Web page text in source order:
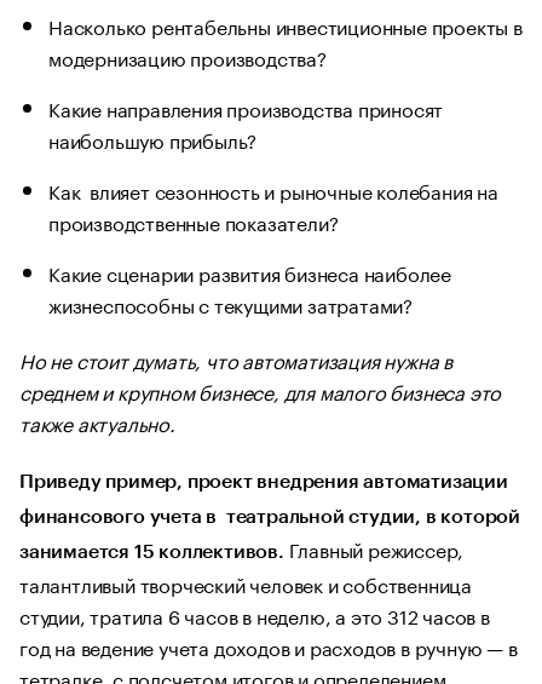
Насколько рентабельны инвестиционные проекты в
модернизацию производства?
Какие направления производства приносят
наибольшую прибыль?
Как влияет сезонность и рыночные колебания на
производственные показатели?
Какие сценарии развития бизнеса наиболее
жизнеспособны с текущими затратами?
Но не стоит думать, что автоматизация нужна в
среднем и крупном бизнесе, для малого бизнеса это
также актуально.
Приведу пример, проект внедрения автоматизации
финансового учета в театральной студии, в которой
занимается 15 коллективов. Главный режиссер,
талантливый творческий человек и собственница
студии, тратила 6 часов в неделю, а это 312 часов в
год на ведение учета доходов и расходов в ручную — в
тетрадке, с подсчетом итогов и определением